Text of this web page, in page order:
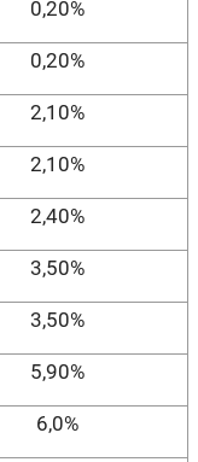
0,20%
0,20%
2,10%
2,10%
2,40%
3,50%
3,50%
5,90%
6,0%